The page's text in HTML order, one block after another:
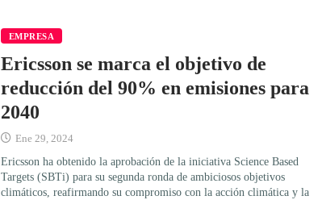
EMPRESA
Ericsson se marca el objetivo de
reducción del 90% en emisiones para
2040
Ene 29, 2024
Ericsson ha obtenido la aprobación de la iniciativa Science Based
Targets (SBTi) para su segunda ronda de ambiciosos objetivos
climáticos, reafirmando su compromiso con la acción climática y la